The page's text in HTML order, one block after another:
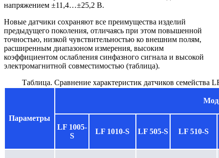
напряжением ±11,4…±25,2 В.
Новые датчики сохраняют все преимущества изделий
предыдущего поколения, отличаясь при этом повышенной
точностью, низкой чувствительностью ко внешним полям,
расширенным диапазоном измерения, высоким
коэффициентом ослабления синфазного сигнала и высокой
электромагнитной совместимостью (таблица).
Таблица. Сравнение характеристик датчиков семейства
Параметры
LF 1005-
S
LF 1010-S LF 505-S LF 510-S